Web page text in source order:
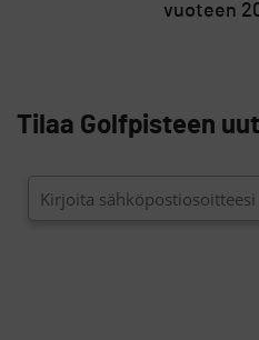
vuoteen
Tilaa Golfpisteen